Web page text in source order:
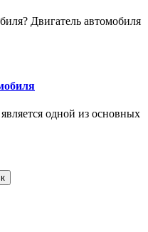
Двигатель автомобиля
одной из основных